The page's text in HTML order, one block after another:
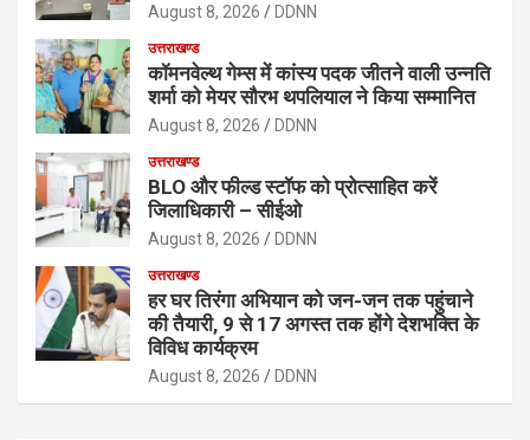
August 8, 2026 DDNN
उत्तराखण्ड
कॉमनवेल्थ गेम्स में कांस्य पदक जीतने वाली उन्नति
शर्मा को मेयर सौरभ थपलियाल ने किया सम्मानित
August 8, 2026 DDNN
उत्तराखण्ड
BLO और फील्ड स्टॉफ को प्रोत्साहित करें
जिलाधिकारी – सीईओ
August 8, 2026 DDNN
उत्तराखण्ड
हर घर तिरंगा अभियान को जन-जन तक पहुंचाने
की तैयारी, 9 से 17 अगस्त तक होंगे देशभक्ति के
विविध कार्यक्रम
August 8, 2026 DDNN